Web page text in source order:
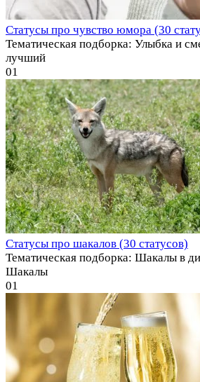
Статусы про чувство юмора (30
Тематическая подборка: Улыбка и
лучший
01
Статусы про шакалов (30 статусов)
Тематическая подборка: Шакалы в
Шакалы
01